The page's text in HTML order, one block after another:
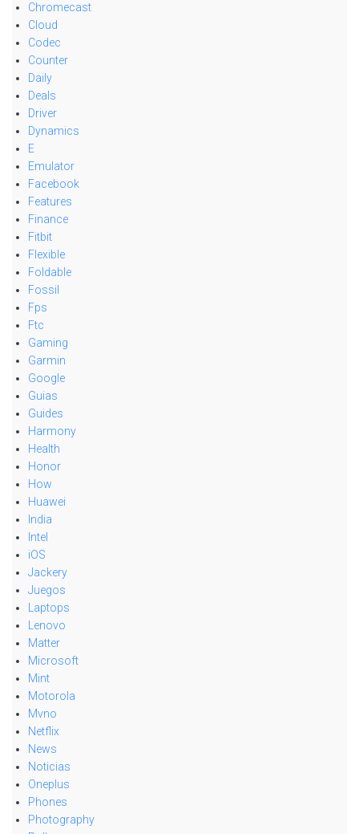
Chromecast
Cloud
Codec
Counter
Daily
Deals
Driver
Dynamics
E
Emulator
Facebook
Features
Finance
Fitbit
Flexible
Foldable
Fossil
Fps
Ftc
Gaming
Garmin
Google
Guias
Guides
Harmony
Health
Honor
How
Huawei
India
Intel
iOS
Jackery
Juegos
Laptops
Lenovo
Matter
Microsoft
Mint
Motorola
Mvno
Netflix
News
Noticias
Oneplus
Phones
Photography